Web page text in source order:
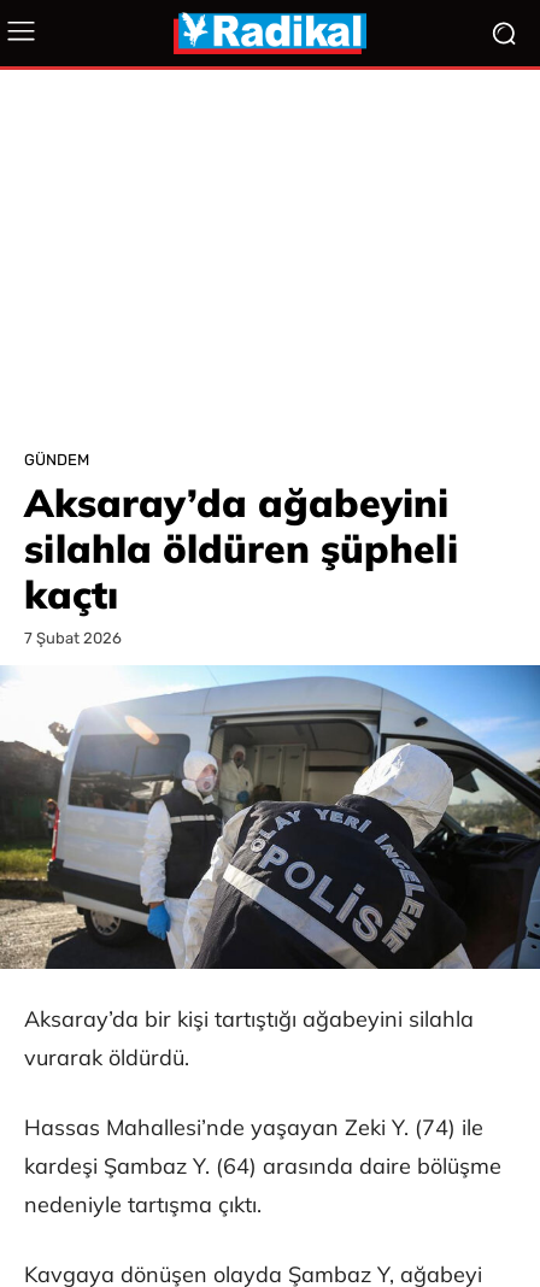
GÜNDEM
Aksaray’da ağabeyini
silahla öldüren şüpheli
kaçtı
7 Şubat 2026
Aksaray’da bir kişi tartıştığı ağabeyini silahla
vurarak öldürdü.
Hassas Mahallesi’nde yaşayan Zeki Y. (74) ile
kardeşi Şambaz Y. (64) arasında daire bölüşme
nedeniyle tartışma çıktı.
Kavgaya dönüşen olayda Şambaz Y, ağabeyi